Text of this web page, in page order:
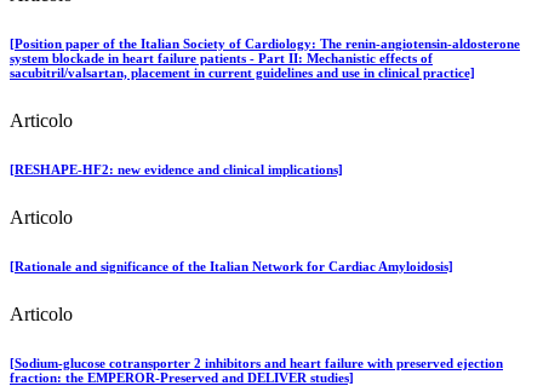
[Position paper of the Italian Society of Cardiology: The renin-angiotensin-aldosterone
system blockade in heart failure patients - Part II: Mechanistic effects of
sacubitril/valsartan, placement in current guidelines and use in clinical practice]
Articolo
[RESHAPE-HF2: new evidence and clinical implications]
Articolo
[Rationale and significance of the Italian Network for Cardiac Amyloidosis]
Articolo
[Sodium-glucose cotransporter 2 inhibitors and heart failure with preserved ejection
fraction: the EMPEROR-Preserved and DELIVER studies]